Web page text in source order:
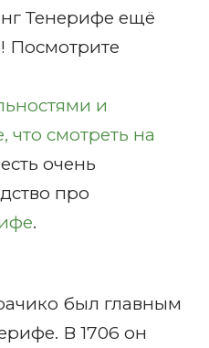
Тенерифе ещё
Посмотрите
и
что смотреть на
очень
про
.
был главным
В 1706 он